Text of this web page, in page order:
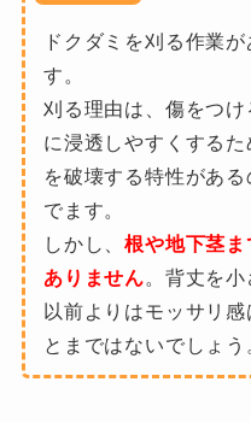
ドクダミを刈る作業
す。
刈る理由は、傷をつ
に浸透しやすくする
を破壊する特性があ
でます。
しかし、根や地下茎
ありません。背丈を小
以前よりはモッサリ
とまではないでしょう